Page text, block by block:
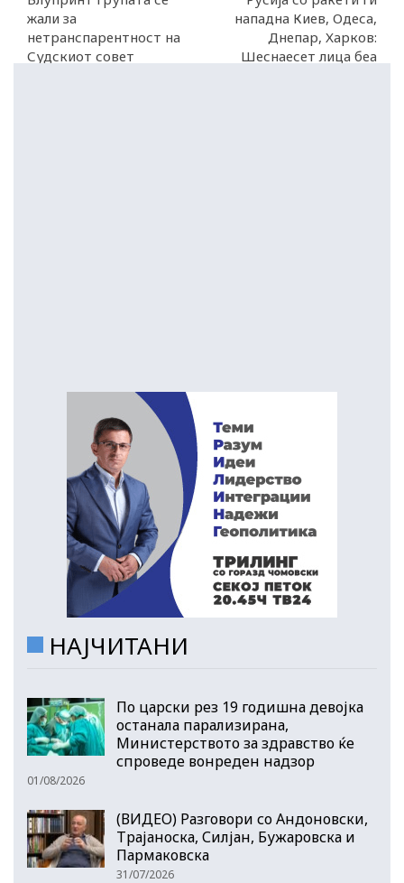
жали за
нетранспарентност на
Судскиот совет
нападна Киев, Одеса,
Днепар, Харков:
Шеснаесет лица беа
НАЈЧИТАНИ
По царски рез 19 годишна девојка
останала парализирана,
Министерството за здравство ќе
спроведе вонреден надзор
01/08/2026
(ВИДЕО) Разговори со Андоновски,
Трајаноска, Силјан, Бужаровска и
Пармаковска
31/07/2026